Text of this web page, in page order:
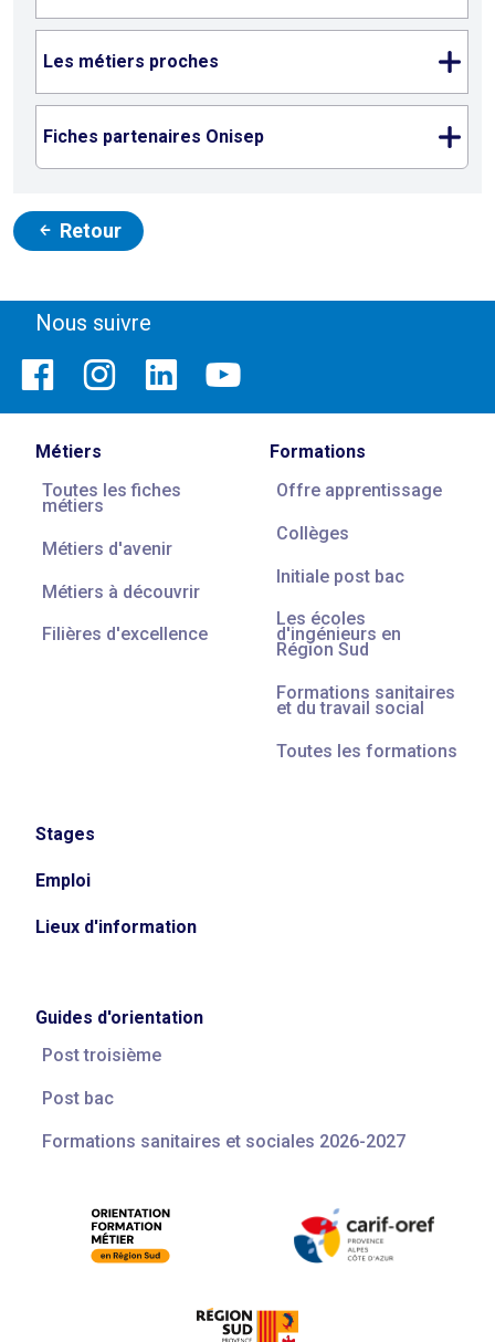
Les métiers proches
Fiches partenaires Onisep
Retour
Nous suivre
Métiers
Toutes les fiches
métiers
Métiers d'avenir
Métiers à découvrir
Filières d'excellence
Formations
Offre apprentissage
Collèges
Initiale post bac
Les écoles
d'ingénieurs en
Région Sud
Formations sanitaires
et du travail social
Toutes les formations
Stages
Emploi
Lieux d'information
Guides d'orientation
Post troisième
Post bac
Formations sanitaires et sociales 2026-2027